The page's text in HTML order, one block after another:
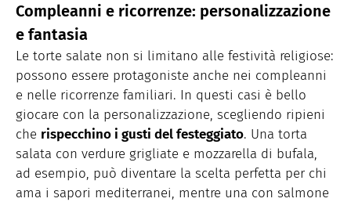
Compleanni e ricorrenze: personalizzazione
e fantasia
Le torte salate non si limitano alle festività religiose:
possono essere protagoniste anche nei compleanni
e nelle ricorrenze familiari. In questi casi è bello
giocare con la personalizzazione, scegliendo ripieni
che rispecchino i gusti del festeggiato. Una torta
salata con verdure grigliate e mozzarella di bufala,
ad esempio, può diventare la scelta perfetta per chi
ama i sapori mediterranei, mentre una con salmone